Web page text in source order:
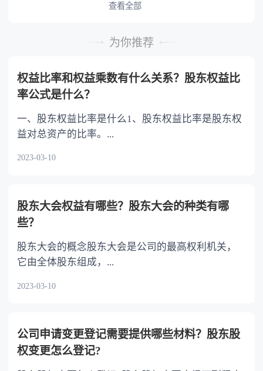
立财产分割协议时存在欺诈、胁迫等情形的，应
回、变更自己所立的遗嘱。 立遗嘱后，遗嘱
容相抵触的，以最后的遗嘱为准。
查看全部
为你推荐
权益比率和权益乘数有什么关系？股东权益比
率公式是什么？
一、股东权益比率是什么1、股东权益比率是股东权
益对总资产的比率。...
2023-03-10
股东大会权益有哪些？股东大会的种类有哪
些？
股东大会的概念股东大会是公司的最高权利机关，
它由全体股东组成，...
2023-03-10
公司申请变更登记需要提供哪些材料？股东股
权变更怎么登记?